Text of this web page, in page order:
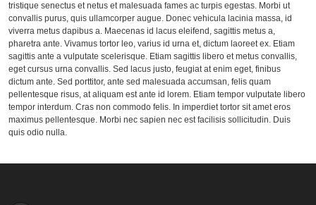
tristique senectus et netus et malesuada fames ac turpis egestas. Morbi ut
convallis purus, quis ullamcorper augue. Donec vehicula lacinia massa, id
viverra metus dapibus a. Maecenas id lacus eleifend, sagittis metus a,
pharetra ante. Vivamus tortor leo, varius id urna et, dictum laoreet ex. Etiam
sagittis ante a vulputate scelerisque. Etiam sagittis libero et metus convallis,
eget cursus urna convallis. Sed lacus justo, feugiat at enim eget, finibus
dictum ante. Sed porttitor, ante sed malesuada accumsan, felis quam
pellentesque risus, at aliquam est ante id lorem. Etiam tempor vulputate libero
tempor interdum. Cras non commodo felis. In imperdiet tortor sit amet eros
maximus pellentesque. Morbi nec sapien nec est facilisis sollicitudin. Duis
quis odio nulla.